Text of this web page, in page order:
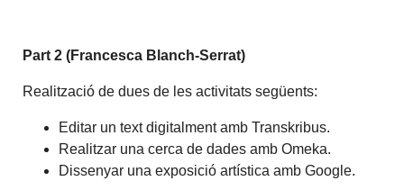
Part 2 (Francesca Blanch-Serrat)
Realització de dues de les activitats següents:
Editar un text digitalment ambTranskribus.
Realitzar una cerca de dades amb Omeka.
Dissenyar una exposició artística amb Google.